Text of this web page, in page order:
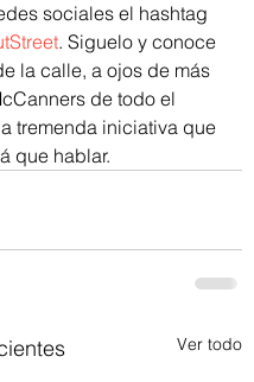
sociales el hashtag
. Siguelo y conoce
la calle, a ojos de más
de todo el
tremenda iniciativa que
que hablar.
Ver todo